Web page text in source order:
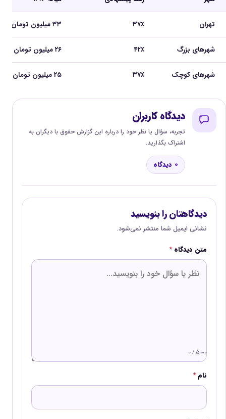
تهران ۳۷٪ ۳۳ میلیون تومان
شهرهای بزرگ ۴۲٪ ۲۶ میلیون تومان
شهرهای کوچک ۳۷٪ ۲۵ میلیون تومان
دیدگاه کاربران
تجربه، سؤال یا نظر خود را درباره این گزارش حقوق با دیگران به
اشتراک بگذارید.
0 دیدگاه
دیدگاهتان را بنویسید
نشانی ایمیل شما منتشر نمی‌شود.
متن دیدگاه*
۰ / ۵۰۰۰
نام*